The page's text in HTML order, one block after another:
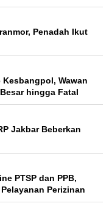
Penadah Ikut
Kesbangpol, Wawan
hingga Fatal
Jakbar Beberkan
PTSP dan PPB,
Perizinan